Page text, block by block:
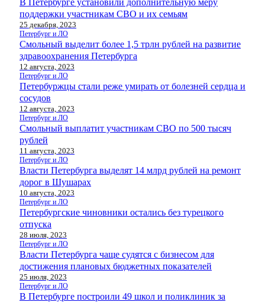
поддержки участникам СВО и их семьям
25 декабря, 2023
Петербург и ЛО
Смольный выделит более 1,5 трлн рублей на развитие
здравоохранения Петербурга
12 августа, 2023
Петербург и ЛО
Петербуржцы стали реже умирать от болезней сердца и
сосудов
12 августа, 2023
Петербург и ЛО
Смольный выплатит участникам СВО по 500 тысяч
рублей
11 августа, 2023
Петербург и ЛО
Власти Петербурга выделят 14 млрд рублей на ремонт
дорог в Шушарах
10 августа, 2023
Петербург и ЛО
Петербургские чиновники остались без турецкого
отпуска
28 июля, 2023
Петербург и ЛО
Власти Петербурга чаще судятся с бизнесом для
достижения плановых бюджетных показателей
25 июля, 2023
Петербург и ЛО
В Петербурге построили 49 школ и поликлиник за